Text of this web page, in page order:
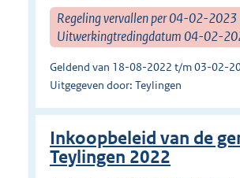
Regeling vervallen per 04-02-2023
Uitwerkingtredingdatum 04-02-
Geldend van 18-08-2022 t/m 03-02-
Uitgegeven door: Teylingen
Inkoopbeleid van de
Teylingen 2022